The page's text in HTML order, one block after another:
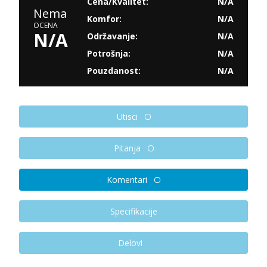
Nema
OCENA
N/A
Komfor:
N/A
Održavanje:
N/A
Potrošnja:
N/A
Pouzdanost:
N/A
Utisci
Pitanja
Komentari
Specifikacije
Delovi